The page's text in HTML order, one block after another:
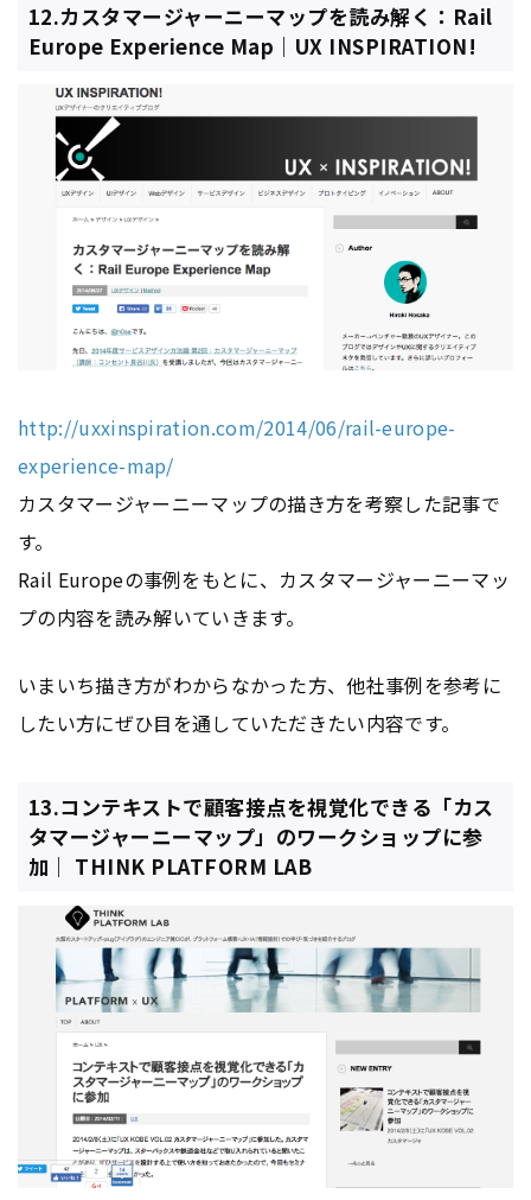
12.カスタマージャーニーマップを読み解く：Rail
Europe Experience Map｜UX INSPIRATION!
http://uxxinspiration.com/2014/06/rail-europe-
experience-map/
カスタマージャーニーマップの描き方を考察した記事で
す。
Rail Europeの事例をもとに、カスタマージャーニーマッ
プの内容を読み解いていきます。
いまいち描き方がわからなかった方、他社事例を参考に
したい方にぜひ目を通していただきたい内容です。
13.コンテキストで顧客接点を視覚化できる「カス
タマージャーニーマップ」のワークショップに参
加｜ THINK PLATFORM LAB